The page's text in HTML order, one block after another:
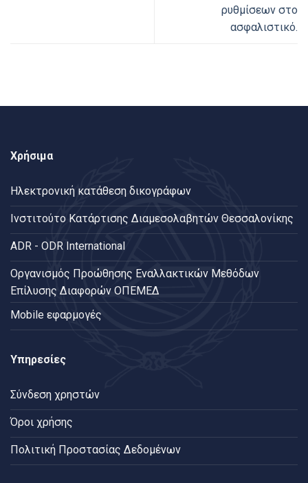
ρυθμίσεων στο
ασφαλιστικό.
Χρήσιμα
Ηλεκτρονική κατάθεση δικογράφων
Ινστιτούτο Κατάρτισης Διαμεσολαβητών Θεσσαλονίκης
ADR - ODR International
Oργανισμός Προώθησης Εναλλακτικών Μεθόδων
Επίλυσης Διαφορών ΟΠΕΜΕΔ
Mobile εφαρμογές
Υπηρεσίες
Σύνδεση χρηστών
Όροι χρήσης
Πολιτική Προστασίας Δεδομένων